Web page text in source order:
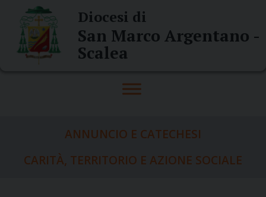
content
Diocesi di
San Marco Argentano -
Scalea
ANNUNCIO E CATECHESI
CARITÀ, TERRITORIO E AZIONE SOCIALE